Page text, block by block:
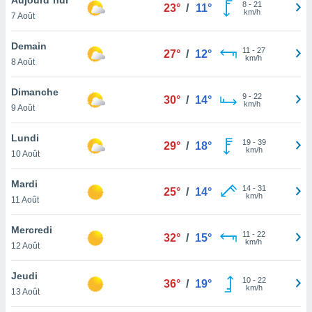
et
»,
au
vous
qu'ils
ou
le
ainsi
un
la
du
7 Août
23° / 11° 8- 21
km/h
Demain
8 Août
27° / 12° 11 - 27
km/h
Dimanche
9 Août
30° / 14° 9- 22
km/h
Lundi
10 Août
29° / 18° 19- 39
km/h
Mardi
11 Août
25° / 14° 14- 31
km/h
Mercredi
12 Août
32° / 15° 11 - 22
km/h
Jeudi
13 Août
36° / 19° 10- 22
km/h